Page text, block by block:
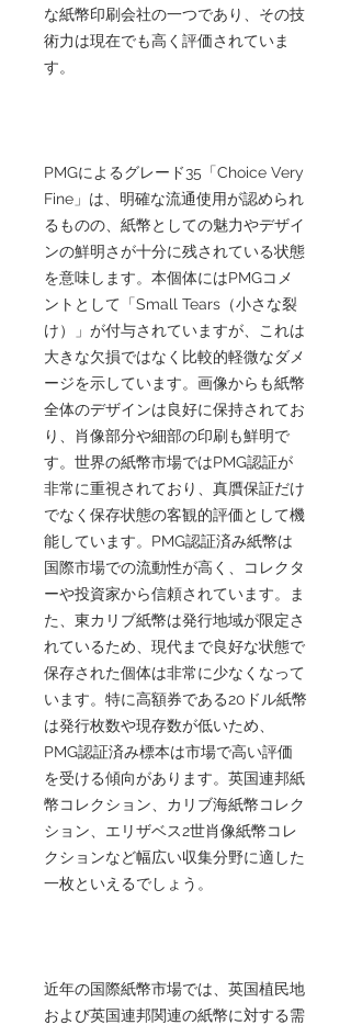
な紙幣印刷会社の一つであり、その技
術力は現在でも高く評価されていま
す。
PMGによるグレード35「Choice Very
Fine」は、明確な流通使用が認められ
るものの、紙幣としての魅力やデザイ
ンの鮮明さが十分に残されている状態
を意味します。本個体にはPMGコメ
ントとして「Small Tears（小さな裂
け）」が付与されていますが、これは
大きな欠損ではなく比較的軽微なダメ
ージを示しています。画像からも紙幣
全体のデザインは良好に保持されてお
り、肖像部分や細部の印刷も鮮明で
す。世界の紙幣市場ではPMG認証が
非常に重視されており、真贋保証だけ
でなく保存状態の客観的評価として機
能しています。PMG認証済み紙幣は
国際市場での流動性が高く、コレクタ
ーや投資家から信頼されています。ま
た、東カリブ紙幣は発行地域が限定さ
れているため、現代まで良好な状態で
保存された個体は非常に少なくなって
います。特に高額券である20ドル紙幣
は発行枚数や現存数が低いため、
PMG認証済み標本は市場で高い評価
を受ける傾向があります。英国連邦紙
幣コレクション、カリブ海紙幣コレク
ション、エリザベス2世肖像紙幣コレ
クションなど幅広い収集分野に適した
一枚といえるでしょう。
近年の国際紙幣市場では、英国植民地
および英国連邦関連の紙幣に対する需